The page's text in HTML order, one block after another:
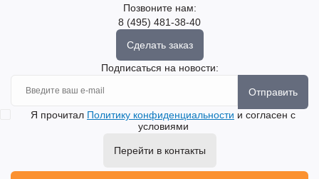
Позвоните нам:
8 (495) 481-38-40
Сделать заказ
Подписаться на новости:
Отправить
Я прочитал Политику конфиденциальности и согласен с
условиями
Перейти в контакты